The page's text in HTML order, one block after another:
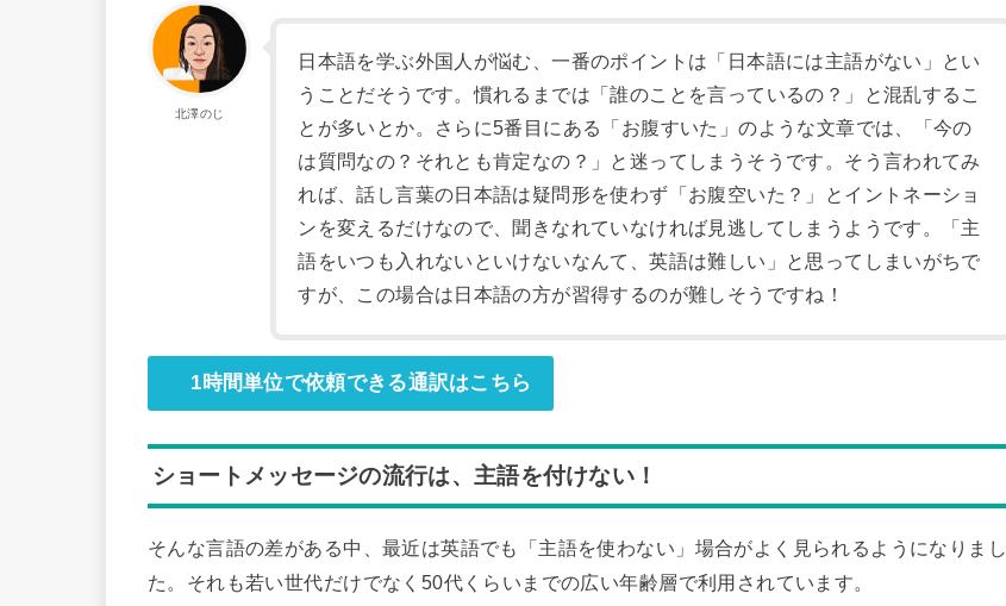
北澤のじ
日本語を学ぶ外国人が悩む、一番のポイントは「日本語には主語がない」とい
うことだそうです。慣れるまでは「誰のことを言っているの？」と混乱するこ
とが多いとか。さらに5番目にある「お腹すいた」のような文章では、「今の
は質問なの？それとも肯定なの？」と迷ってしまうそうです。そう言われてみ
れば、話し言葉の日本語は疑問形を使わず「お腹空いた？」とイントネーショ
ンを変えるだけなので、聞きなれていなければ見逃してしまうようです。「主
語をいつも入れないといけないなんて、英語は難しい」と思ってしまいがちで
すが、この場合は日本語の方が習得するのが難しそうですね！
1時間単位で依頼できる通訳はこちら
ショートメッセージの流行は、主語を付けない！
そんな言語の差がある中、最近は英語でも「主語を使わない」場合がよく見られるようになりまし
た。それも若い世代だけでなく50代くらいまでの広い年齢層で利用されています。